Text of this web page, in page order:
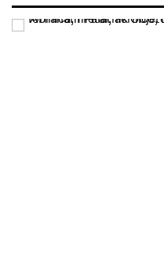
Open a larger version of